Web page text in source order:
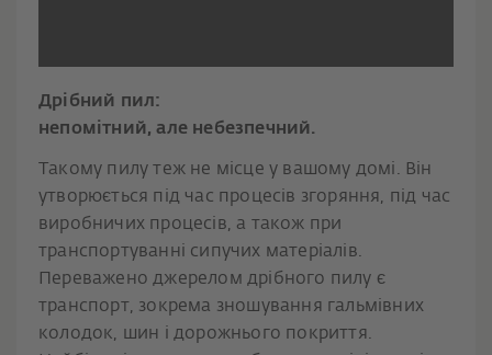
Дрібний пил:
непомітний, але небезпечний.
Такому пилу теж не місце у вашому домі. Він
утворюється під час процесів згоряння, під час
виробничих процесів, а також при
транспортуванні сипучих матеріалів.
Переважено джерелом дрібного пилу є
транспорт, зокрема зношування гальмівних
колодок, шин і дорожнього покриття.